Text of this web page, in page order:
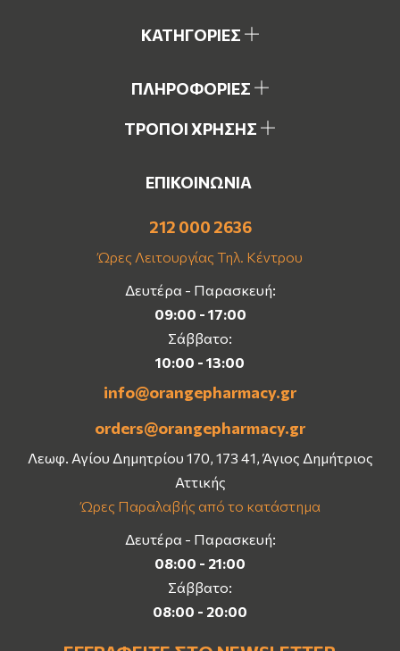
ΚΑΤΗΓΟΡΙΕΣ
ΠΛΗΡΟΦΟΡΙΕΣ
ΤΡΟΠΟΙ ΧΡΗΣΗΣ
ΕΠΙΚΟΙΝΩΝΙΑ
212 000 2636
Ώρες Λειτουργίας Τηλ. Κέντρου
Δευτέρα - Παρασκευή:
09:00 - 17:00
Σάββατο:
10:00 - 13:00
info@orangepharmacy.gr
orders@orangepharmacy.gr
Λεωφ. Αγίου Δημητρίου 170, 173 41, Άγιος Δημήτριος
Αττικής
Ώρες Παραλαβής από το κατάστημα
Δευτέρα - Παρασκευή:
08:00 - 21:00
Σάββατο:
08:00 - 20:00